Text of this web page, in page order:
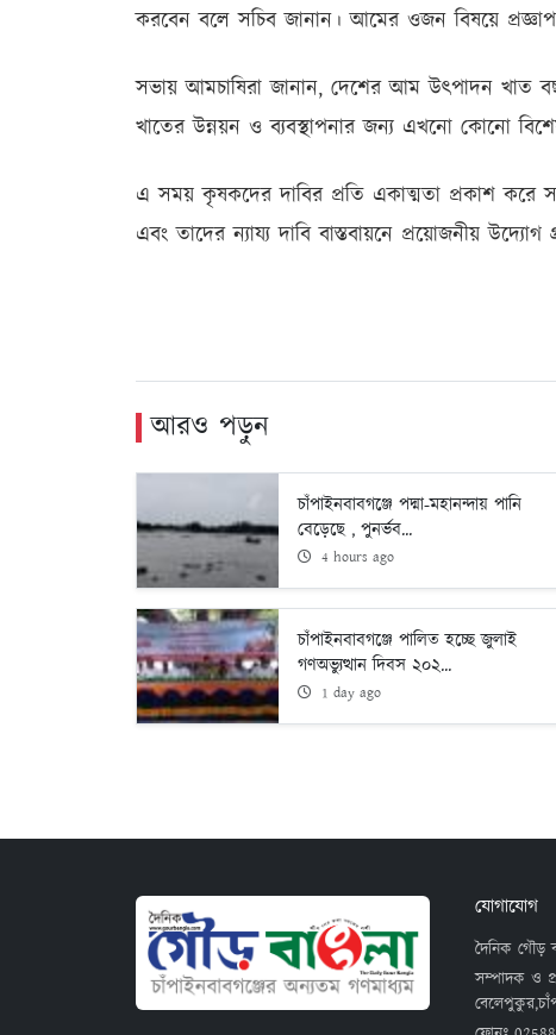
করবেন বলে সচিব জানান। আমের ওজন বিষয়ে
সভায় আমচাষিরা জানান, দেশের আম উৎপাদন খাত
খাতের উন্নয়ন ও ব্যবস্থাপনার জন্য এখনো কোনো
এ সময় কৃষকদের দাবির প্রতি একাত্মতা প্রকাশ করে
এবং তাদের ন্যায্য দাবি বাস্তবায়নে প্রয়োজনীয় উদ্যোগ
আরও পড়ুন
চাঁপাইনবাবগঞ্জে পদ্মা-মহানন্দায় পানি
বেড়েছে , পুনর্ভব...
4 hours ago
চাঁপাইনবাবগঞ্জে পালিত হচ্ছে জুলাই
গণঅভ্যুত্থান দিবস ২০২...
1 day ago
যোগাযোগ
দৈনিক গৌড়
সম্পাদক ও